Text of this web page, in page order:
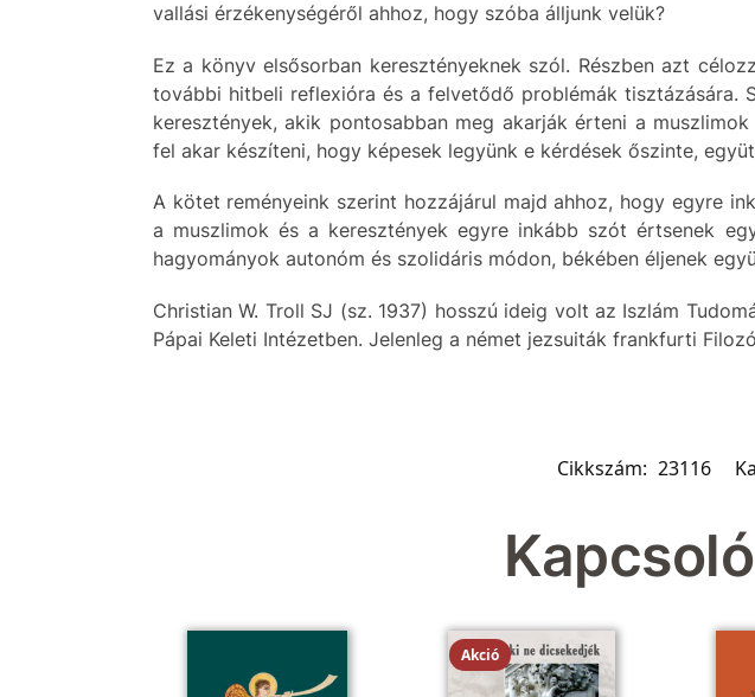
vallási érzékenységéről ahhoz, hogy szóba álljunk velük?
Ez a könyv elsősorban keresztényeknek szól. Részben azt
további hitbeli reflexióra és a felvetődő problémák
keresztények, akik pontosabban meg akarják érteni a
fel akar készíteni, hogy képesek legyünk e kérdések őszinte,
A kötet reményeink szerint hozzájárul majd ahhoz, hogy egyre
a muszlimok és a keresztények egyre inkább szót értsenek
hagyományok autonóm és szolidáris módon, békében éljenek
Christian W. Troll SJ (sz. 1937) hosszú ideig volt az Iszlám
Pápai Keleti Intézetben. Jelenleg a német jezsuiták frankfurti
Cikkszám: 23116
Akció